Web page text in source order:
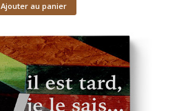
Ajouter au panier